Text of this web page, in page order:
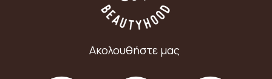
Ακολουθήστε μας